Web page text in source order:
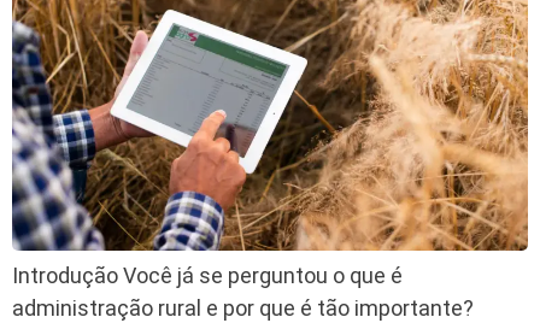
Introdução Você já se perguntou o que é
administração rural e por que é tão importante?